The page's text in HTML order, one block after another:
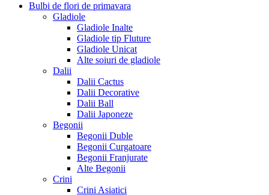
Bulbi de flori de primavara
Gladiole
Gladiole Inalte
Gladiole tip Fluture
Gladiole Unicat
Alte soiuri de gladiole
Dalii
Dalii Cactus
Dalii Decorative
Dalii Ball
Dalii Japoneze
Begonii
Begonii Duble
Begonii Curgatoare
Begonii Franjurate
Alte Begonii
Crini
Crini Asiatici